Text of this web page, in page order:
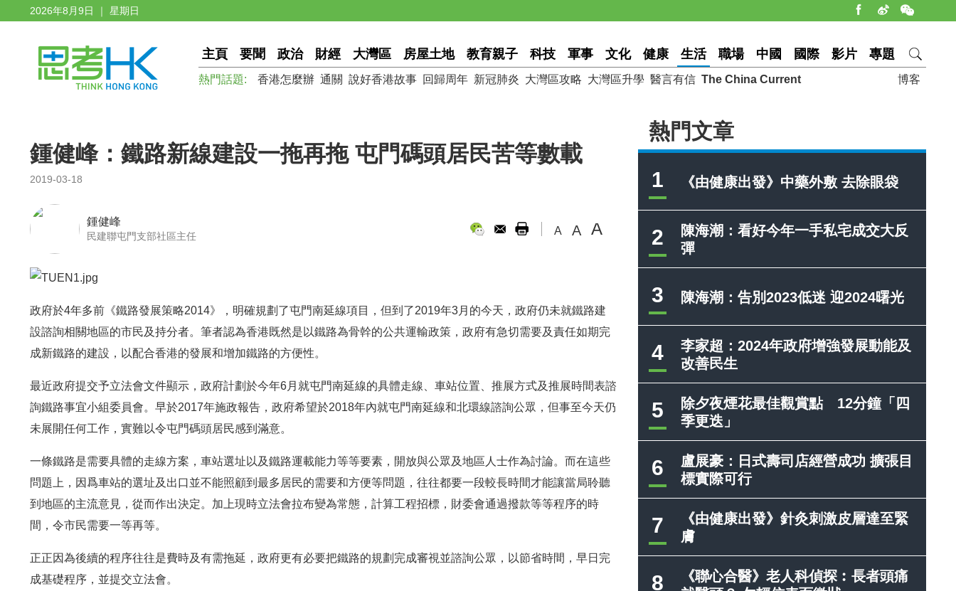
2026年8月9日 ｜ 星期日
主頁 要聞 政治 財經 大灣區 房屋土地 教育親子 科技 軍事 文化 健康 生活 職場 中國 國際 影片 專題
博客
熱門話題: 香港怎麼辦 通關 說好香港故事 回歸周年 新冠肺炎 大灣區攻略 大灣區升學 醫言有信 The China Current
熱門文章
1 《由健康出發》中藥外敷 去除眼袋
2
陳海潮：看好今年一手私宅成交大反
彈
3 陳海潮：告別2023低迷 迎2024曙光
4
李家超：2024年政府增強發展動能及
改善民生
5
除夕夜煙花最佳觀賞點 12分鐘「四
季更迭」
6
盧展豪：日式壽司店經營成功 擴張目
標實際可行
7
《由健康出發》針灸刺激皮層達至緊
膚
8
《聯心合醫》老人科偵探︰長者頭痛
鍾健峰：鐵路新線建設一拖再拖 屯門碼頭居民苦等數載
2019-03-18
鍾健峰
民建聯屯門支部社區主任 A A A
政府於4年多前《鐵路發展策略2014》，明確規劃了屯門南延線項目，但到了2019年3月的今天，政府仍未就鐵路建
設諮詢相關地區的市民及持分者。筆者認為香港既然是以鐵路為骨幹的公共運輸政策，政府有急切需要及責任如期完
成新鐵路的建設，以配合香港的發展和增加鐵路的方便性。
最近政府提交予立法會文件顯示，政府計劃於今年6月就屯門南延線的具體走線、車站位置、推展方式及推展時間表諮
詢鐵路事宜小組委員會。早於2017年施政報告，政府希望於2018年內就屯門南延線和北環線諮詢公眾，但事至今天仍
未展開任何工作，實難以令屯門碼頭居民感到滿意。
一條鐵路是需要具體的走線方案，車站選址以及鐵路運載能力等等要素，開放與公眾及地區人士作為討論。而在這些
問題上，因爲車站的選址及出口並不能照顧到最多居民的需要和方便等問題，往往都要一段較長時間才能讓當局聆聽
到地區的主流意見，從而作出決定。加上現時立法會拉布變為常態，計算工程招標，財委會通過撥款等等程序的時
間，令市民需要一等再等。
正正因為後續的程序往往是費時及有需拖延，政府更有必要把鐵路的規劃完成審視並諮詢公眾，以節省時間，早日完
成基礎程序，並提交立法會。